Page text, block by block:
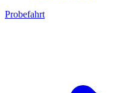
Probefahrt